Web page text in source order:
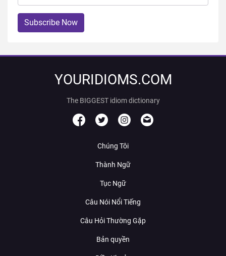
Subscribe Now
YOURIDIOMS.COM
The BIGGEST idiom dictionary
Chúng Tôi
Thành Ngữ
Tục Ngữ
Câu Nói Nổi Tiếng
Câu Hỏi Thường Gặp
Bản quyền